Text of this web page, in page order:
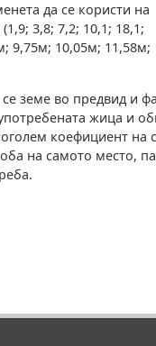
да се користи на
3,8; 7,2; 10,1; 18,1;
9,75м; 10,05м; 11,58м;
земе во предвид и
жица и
коефициент на
на самото место,